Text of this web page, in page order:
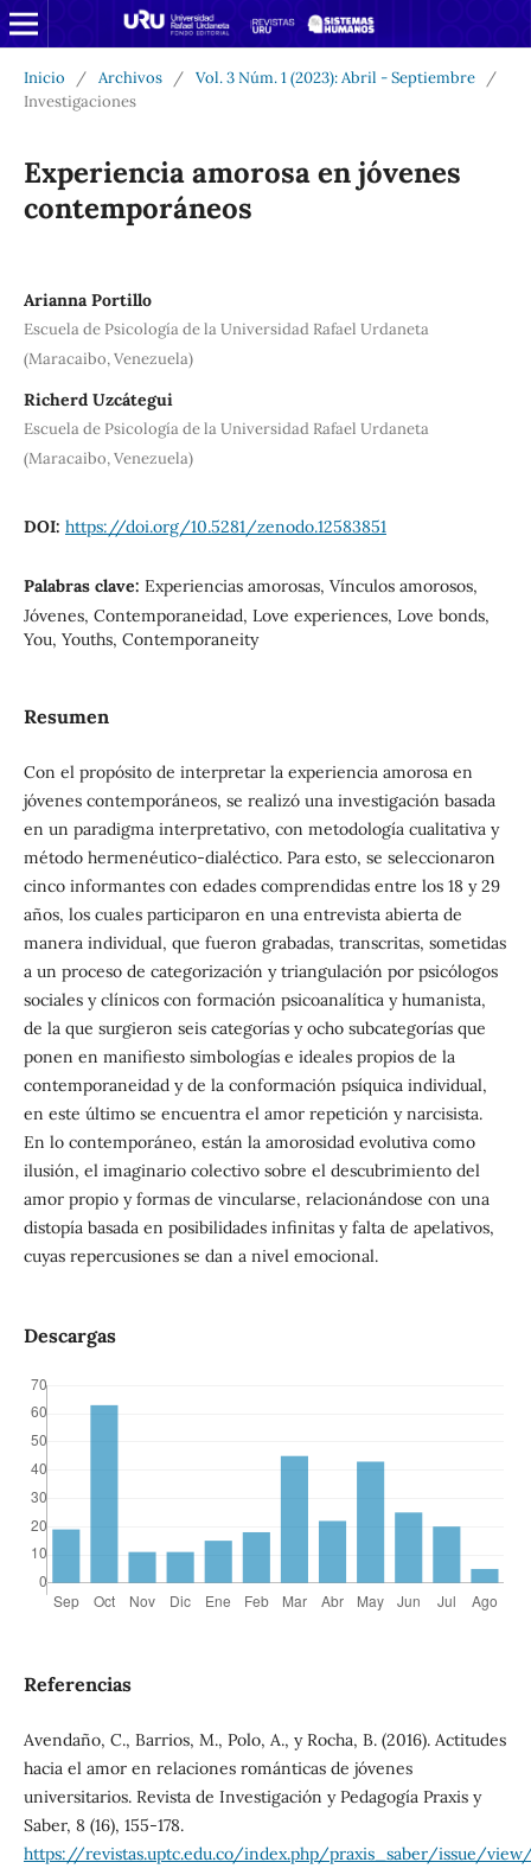
Inicio / Archivos / Vol. 3 Núm. 1 (2023): Abril - Septiembre
/
Investigaciones
Experiencia amorosa en jóvenes
contemporáneos
Arianna Portillo
Escuela de Psicología de la Universidad Rafael Urdaneta
(Maracaibo, Venezuela)
Richerd Uzcátegui
Escuela de Psicología de la Universidad Rafael Urdaneta
(Maracaibo, Venezuela)
DOI: https://doi.org/10.5281/zenodo.12583851
Palabras clave: Experiencias amorosas, Vínculos amorosos,
Jóvenes, Contemporaneidad, Love experiences, Love bonds,
You, Youths, Contemporaneity
Resumen
Con el propósito de interpretar la experiencia amorosa en
jóvenes contemporáneos, se realizó una investigación basada
en un paradigma interpretativo, con metodología cualitativa y
método hermenéutico-dialéctico. Para esto, se seleccionaron
cinco informantes con edades comprendidas entre los 18 y 29
años, los cuales participaron en una entrevista abierta de
manera individual, que fueron grabadas, transcritas, sometidas
a un proceso de categorización y triangulación por psicólogos
sociales y clínicos con formación psicoanalítica y humanista,
de la que surgieron seis categorías y ocho subcategorías que
ponen en manifiesto simbologías e ideales propios de la
contemporaneidad y de la conformación psíquica individual,
en este último se encuentra el amor repetición y narcisista.
En lo contemporáneo, están la amorosidad evolutiva como
ilusión, el imaginario colectivo sobre el descubrimiento del
amor propio y formas de vincularse, relacionándose con una
distopía basada en posibilidades infinitas y falta de apelativos,
cuyas repercusiones se dan a nivel emocional.
Descargas
Referencias
Avendaño, C., Barrios, M., Polo, A., y Rocha, B. (2016). Actitudes
hacia el amor en relaciones románticas de jóvenes
universitarios. Revista de Investigación y Pedagogía Praxis y
Saber, 8 (16), 155-178.
https://revistas.uptc.edu.co/index.php/praxis_saber/issue/